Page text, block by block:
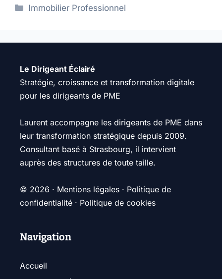
Catégories
Immobilier Professionnel
Le Dirigeant Éclairé
Stratégie, croissance et transformation digitale
pour les dirigeants de PME
Laurent accompagne les dirigeants de PME dans
leur transformation stratégique depuis 2009.
Consultant basé à Strasbourg, il intervient
auprès des structures de toute taille.
© 2026 · Mentions légales · Politique de
confidentialité · Politique de cookies
Navigation
Accueil